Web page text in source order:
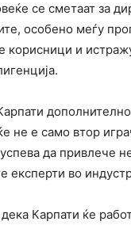
се сметаат за
особено меѓу
корисници и
не е само втор
успева да привлече
експерти во
Карпати ќе